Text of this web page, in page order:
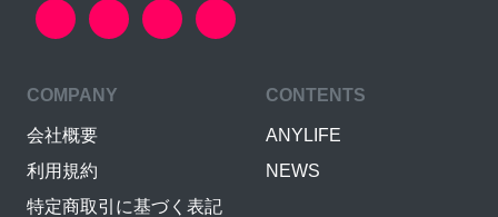
COMPANY
会社概要
利用規約
特定商取引に基づく表記
CONTENTS
ANYLIFE
NEWS